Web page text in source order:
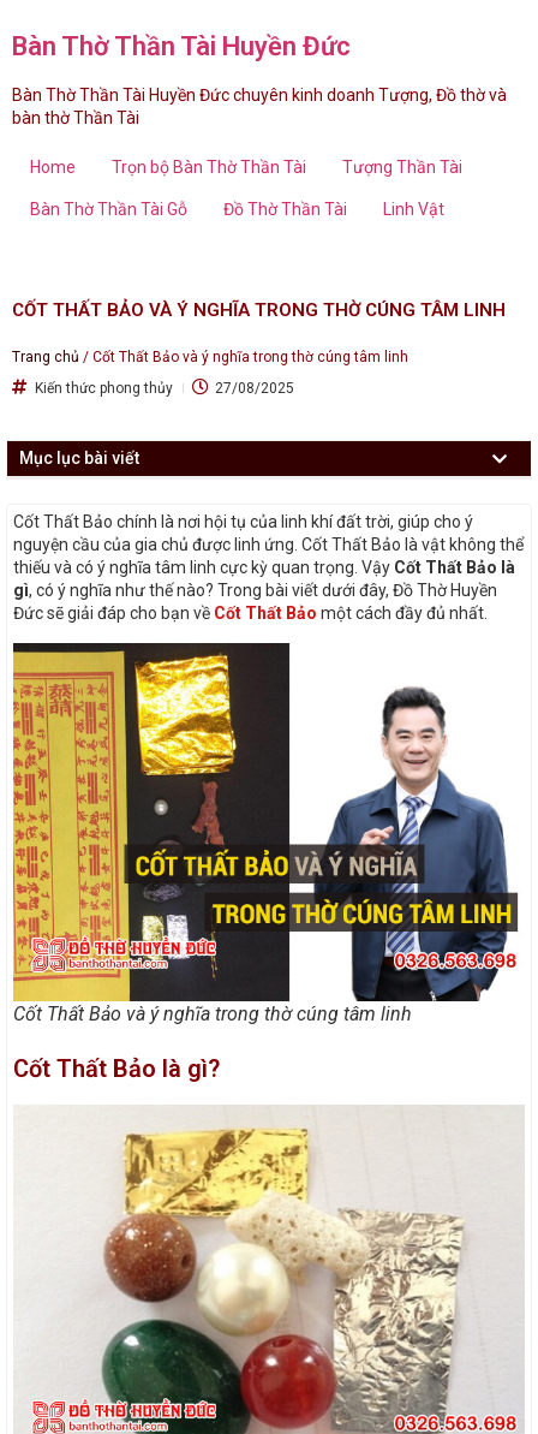
Bàn Thờ Thần Tài Huyền Đức
Bàn Thờ Thần Tài Huyền Đức chuyên kinh doanh Tượng, Đồ thờ và
bàn thờ Thần Tài
Home Trọn bộ Bàn Thờ Thần Tài Tượng Thần Tài
Bàn Thờ Thần Tài Gỗ Đồ Thờ Thần Tài Linh Vật
CỐT THẤT BẢO VÀ Ý NGHĨA TRONG THỜ CÚNG TÂM LINH
Trang chủ / Cốt Thất Bảo và ý nghĩa trong thờ cúng tâm linh
Kiến thức phong thủy
27/08/2025
Mục lục bài viết
Cốt Thất Bảo chính là nơi hội tụ của linh khí đất trời, giúp cho ý
nguyện cầu của gia chủ được linh ứng. Cốt Thất Bảo là vật không thể
thiếu và có ý nghĩa tâm linh cực kỳ quan trọng. Vậy Cốt Thất Bảo là
gì, có ý nghĩa như thế nào? Trong bài viết dưới đây, Đồ Thờ Huyền
Đức sẽ giải đáp cho bạn về Cốt Thất Bảo một cách đầy đủ nhất.
Cốt Thất Bảo và ý nghĩa trong thờ cúng tâm linh
Cốt Thất Bảo là gì?